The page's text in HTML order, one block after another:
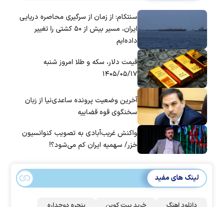
سنتکام: از زمان از سرگیری محاصره دریایی
ایران، مسیر بیش از ۵۰ کشتی را تغییر
داده‌ایم
قیمت دلار، سکه و طلا امروز شنبه
۱۴۰۵/۰۵/۱۷
آخرین وضعیت پرونده ساعدی‌نیا از زبان
سخنگوی قوه قضاییه
واکنش غریب‌آبادی به تصویب کنوانسیون
خزر/ سهمیه ایران کم می‌شود؟!
لینک های مفید